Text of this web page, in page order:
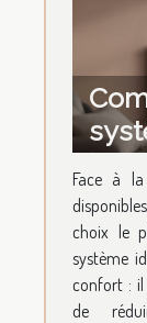
?
Face à
choix le
système
confort : il
de